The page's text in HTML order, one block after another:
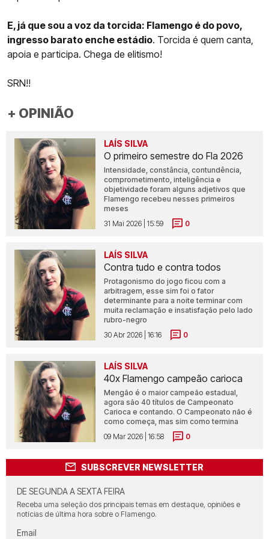
E, já que sou a voz da torcida: Flamengo é do povo,
ingresso barato enche estádio. Torcida é quem canta,
apoia e participa. Chega de elitismo!
SRN!!
+ OPINIÃO
LAÍS SILVA
O primeiro semestre do Fla 2026
Intensidade, constância, contundência,
comprometimento, inteligência e
objetividade foram alguns adjetivos que
Flamengo recebeu nesses primeiros
meses
31 Mai 2026 | 15:59
0
LAÍS SILVA
Contra tudo e contra todos
Protagonismo do jogo ficou com a
arbitragem, esse sim foi o fator
determinante para a noite terminar com
muita reclamação e insatisfação pelo lado
rubro-negro
30 Abr 2026 | 16:16
0
LAÍS SILVA
40x Flamengo campeão carioca
Mengão é o maior campeão estadual,
agora são 40 títulos de Campeonato
Carioca e contando. O Campeonato não é
como começa, mas sim como termina
09 Mar 2026 | 16:58
0
SUBSCREVER NEWSLETTER
DE SEGUNDA A SEXTA FEIRA
Receba uma seleção dos principais temas em destaque, opiniões e
notícias de última hora sobre o Flamengo.
Email